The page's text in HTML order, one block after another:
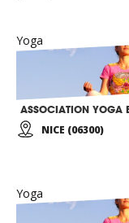
Yoga
NICE (06300)
Yoga